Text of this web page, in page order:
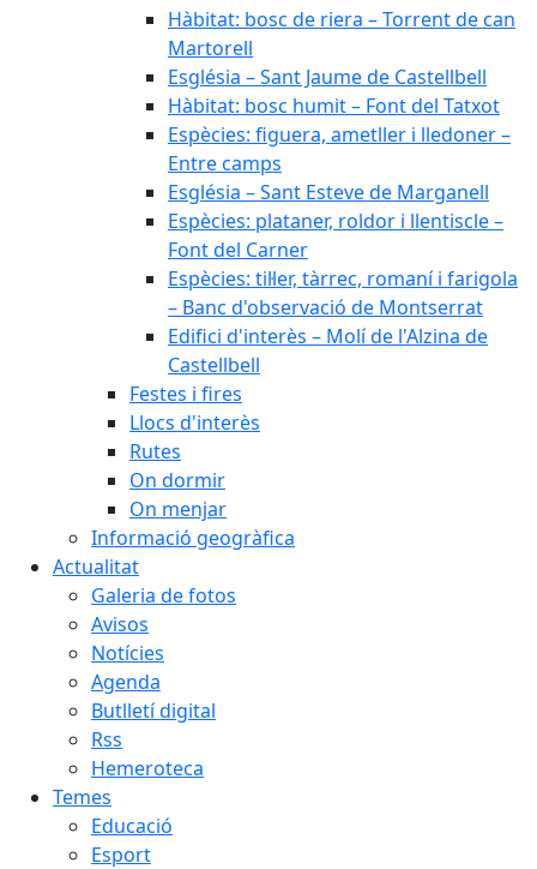
Hàbitat: bosc de riera – Torrent de can
Martorell
Església – Sant Jaume de Castellbell
Hàbitat: bosc humit – Font del Tatxot
Espècies: figuera, ametller i lledoner –
Entre camps
Església – Sant Esteve de Marganell
Espècies: plataner, roldor i llentiscle –
Font del Carner
Espècies: til·ler, tàrrec, romaní i farigola
– Banc d'observació de Montserrat
Edifici d'interès – Molí de l'Alzina de
Castellbell
Festes i fires
Llocs d'interès
Rutes
On dormir
On menjar
Informació geogràfica
Actualitat
Galeria de fotos
Avisos
Notícies
Agenda
Butlletí digital
Rss
Hemeroteca
Temes
Educació
Esport